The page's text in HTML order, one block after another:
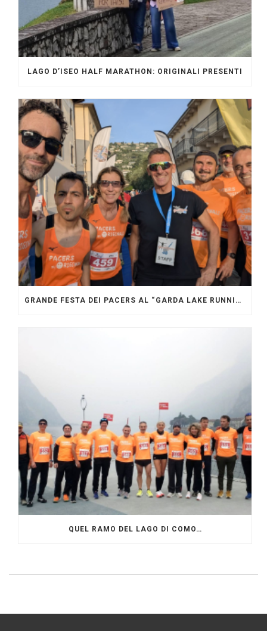
LAGO D’ISEO HALF MARATHON: ORIGINALI PRESENTI
GRANDE FESTA DEI PACERS AL “GARDA LAKE RUNNING FESTIVAL”
QUEL RAMO DEL LAGO DI COMO…